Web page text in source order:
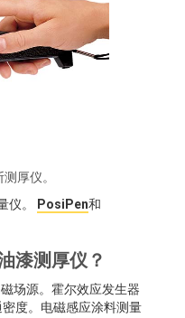
厚仪。
仪。
PosiPen和
漆测厚仪？
场源。霍尔效应发生器
度。电磁感应涂料测量